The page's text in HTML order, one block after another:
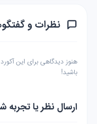
نظرات و
هنوز دیدگاهی برای این
باشید!
ارسال نظر یا تجربه